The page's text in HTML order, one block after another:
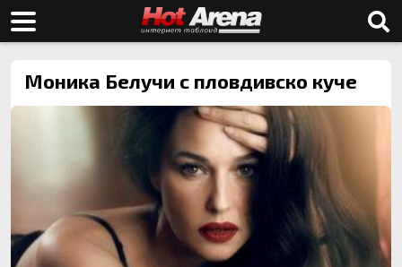
Моника Белучи с пловдивско куче